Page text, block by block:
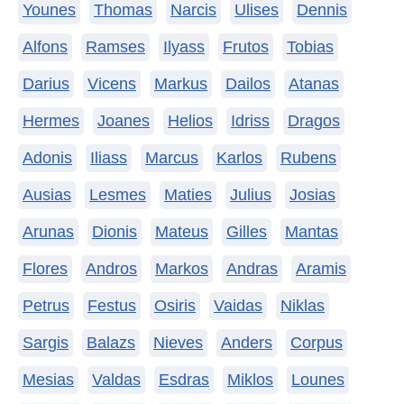
Younes Thomas Narcis Ulises Dennis
Alfons Ramses Ilyass Frutos Tobias
Darius Vicens Markus Dailos Atanas
Hermes Joanes Helios Idriss Dragos
Adonis Iliass Marcus Karlos Rubens
Ausias Lesmes Maties Julius Josias
Arunas Dionis Mateus Gilles Mantas
Flores Andros Markos Andras Aramis
Petrus Festus Osiris Vaidas Niklas
Sargis Balazs Nieves Anders Corpus
Mesias Valdas Esdras Miklos Lounes